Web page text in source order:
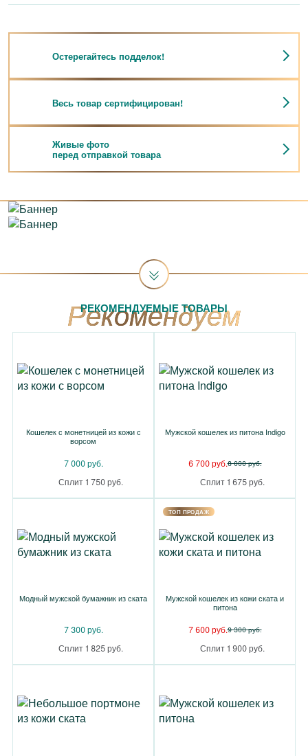
Остерегайтесь подделок!
Весь товар сертифицирован!
Живые фото
перед отправкой товара
РЕКОМЕНДУЕМЫЕ ТОВАРЫ
Кошелек с монетницей из кожи с
ворсом
7 000 руб.
Сплит 1 750 руб.
Мужской кошелек из питона Indigo
6 700 руб.8 000 руб.
Сплит 1 675 руб.
Модный мужской бумажник из ската
7 300 руб.
Сплит 1 825 руб.
TOП ПРОДАЖ
Мужской кошелек из кожи ската и
питона
7 600 руб.9 300 руб.
Сплит 1 900 руб.